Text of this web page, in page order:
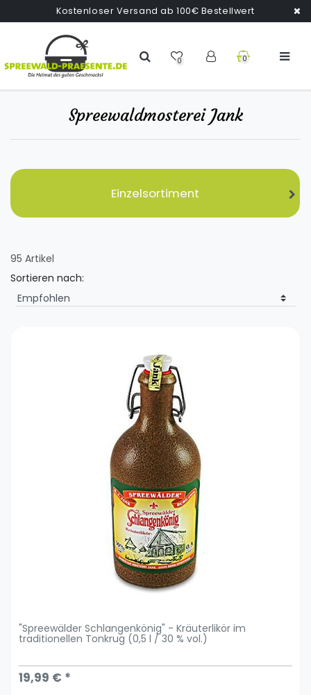
Kostenloser Versand ab 100€ Bestellwert
0 0
Spreewaldmosterei Jank
Einzelsortiment
95 Artikel
Sortieren nach:
"Spreewälder Schlangenkönig" - Kräuterlikör im
traditionellen Tonkrug (0,5 l / 30 % vol.)
19,99 € *